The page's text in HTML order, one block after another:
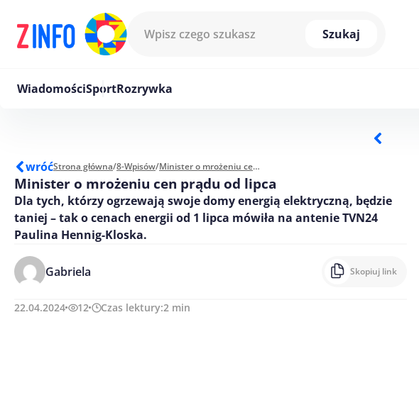
Szukaj
WiadomościSportRozrywka
wróćStrona główna/8-Wpisów/ Minister o mrożeniu cen prądu od lipca
Minister o mrożeniu cen prądu od lipca
Dla tych, którzy ogrzewają swoje domy energią elektryczną, będzie
taniej – tak o cenach energii od 1 lipca mówiła na antenie TVN24
Paulina Hennig-Kloska.
Gabriela Skopiuj link
22.04.2024 12 Czas lektury:2 min